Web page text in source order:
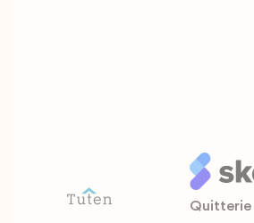
Quitterie